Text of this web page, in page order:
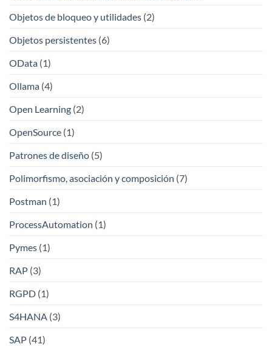
Objetos de bloqueo y utilidades (2)
Objetos persistentes (6)
OData (1)
Ollama (4)
Open Learning (2)
OpenSource (1)
Patrones de diseño (5)
Polimorfismo, asociación y composición (7)
Postman (1)
ProcessAutomation (1)
Pymes (1)
RAP (3)
RGPD (1)
S4HANA (3)
SAP (41)